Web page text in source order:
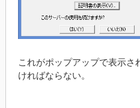
これがポップアップで表示さ
ければならない。